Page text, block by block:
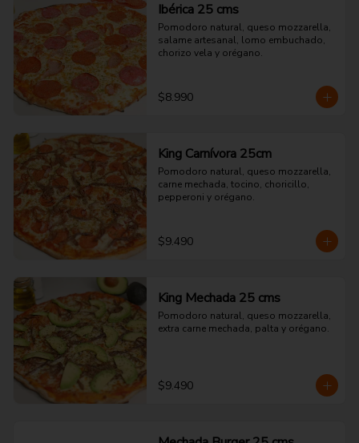
Ibérica 25 cms
Pomodoro natural, queso mozzarella,
salame artesanal, lomo embuchado,
chorizo vela y orégano.
$8.990
King Carnívora 25cm
Pomodoro natural, queso mozzarella,
carne mechada, tocino, choricillo,
pepperoni y orégano.
$9.490
King Mechada 25 cms
Pomodoro natural, queso mozzarella,
extra carne mechada, palta y orégano.
$9.490